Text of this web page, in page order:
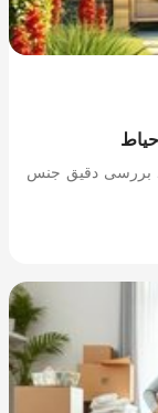
بررسی دقیق جنس